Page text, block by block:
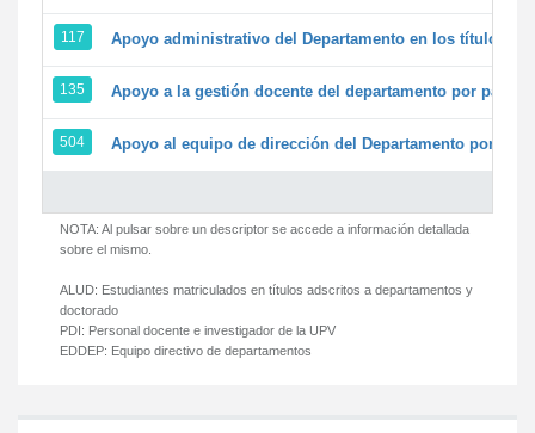
117 Apoyo administrativo del Departamento en los títulos de
135 Apoyo a la gestión docente del departamento por parte
504 Apoyo al equipo de dirección del Departamento por
NOTA: Al pulsar sobre un descriptor se accede a información detallada
sobre el mismo.
ALUD: Estudiantes matriculados en títulos adscritos a departamentos y
doctorado
PDI: Personal docente e investigador de la UPV
EDDEP: Equipo directivo de departamentos